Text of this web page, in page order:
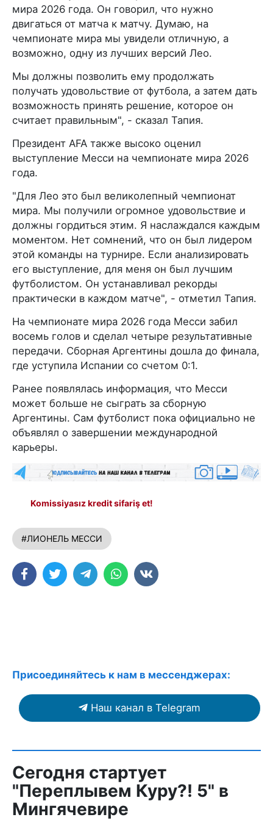
мира 2026 года. Он говорил, что нужно
двигаться от матча к матчу. Думаю, на
чемпионате мира мы увидели отличную, а
возможно, одну из лучших версий Лео.
Мы должны позволить ему продолжать
получать удовольствие от футбола, а затем дать
возможность принять решение, которое он
считает правильным", - сказал Тапия.
Президент AFA также высоко оценил
выступление Месси на чемпионате мира 2026
года.
"Для Лео это был великолепный чемпионат
мира. Мы получили огромное удовольствие и
должны гордиться этим. Я наслаждался каждым
моментом. Нет сомнений, что он был лидером
этой команды на турнире. Если анализировать
его выступление, для меня он был лучшим
футболистом. Он устанавливал рекорды
практически в каждом матче", - отметил Тапия.
На чемпионате мира 2026 года Месси забил
восемь голов и сделал четыре результативные
передачи. Сборная Аргентины дошла до финала,
где уступила Испании со счетом 0:1.
Ранее появлялась информация, что Месси
может больше не сыграть за сборную
Аргентины. Сам футболист пока официально не
объявлял о завершении международной
карьеры.
Komissiyasız kredit sifariş et!
#ЛИОНЕЛЬ МЕССИ
Присоединяйтесь к нам в мессенджерах:
Наш канал в Telegram
Сегодня стартует
"Переплывем Куру?! 5" в
Мингячевире